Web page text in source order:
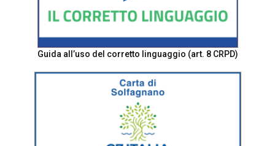
Guida all’uso del corretto linguaggio (art. 8 CRPD)